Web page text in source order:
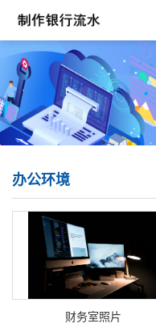
办公环境
财务室照片